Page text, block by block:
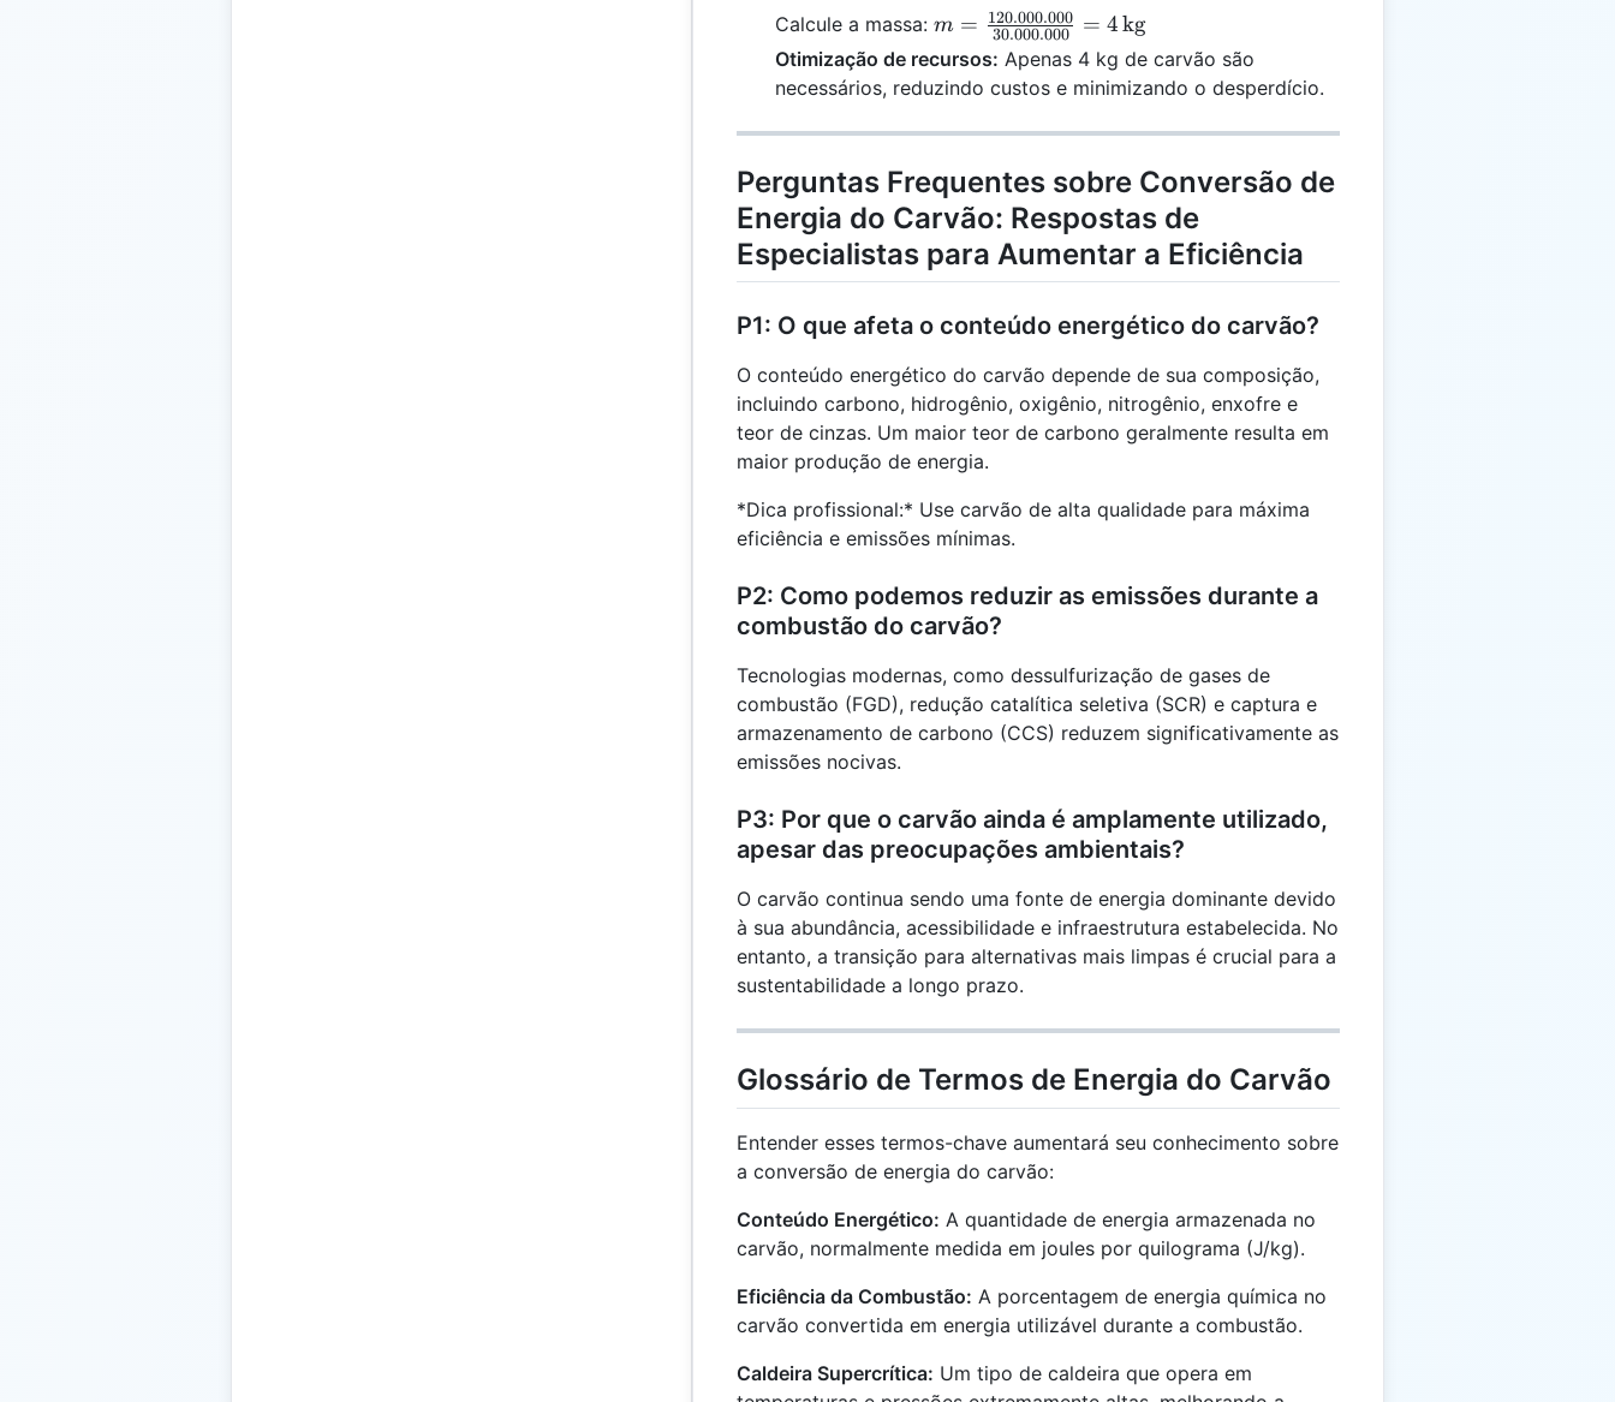
Calcule a massa: m =
\frac{120.000.000}
{30.000.000} = 4
m = 30.000.000
120.000.000 = 4kg
Otimização de recursos: Apenas 4 kg de carvão são
necessários, reduzindo custos e minimizando o desperdício.
Perguntas Frequentes sobre Conversão de
Energia do Carvão: Respostas de
Especialistas para Aumentar a Eficiência
P1: O que afeta o conteúdo energético do carvão?
O conteúdo energético do carvão depende de sua composição,
incluindo carbono, hidrogênio, oxigênio, nitrogênio, enxofre e
teor de cinzas. Um maior teor de carbono geralmente resulta em
maior produção de energia.
*Dica profissional:* Use carvão de alta qualidade para máxima
eficiência e emissões mínimas.
P2: Como podemos reduzir as emissões durante a
combustão do carvão?
Tecnologias modernas, como dessulfurização de gases de
combustão (FGD), redução catalítica seletiva (SCR) e captura e
armazenamento de carbono (CCS) reduzem significativamente as
emissões nocivas.
P3: Por que o carvão ainda é amplamente utilizado,
apesar das preocupações ambientais?
O carvão continua sendo uma fonte de energia dominante devido
à sua abundância, acessibilidade e infraestrutura estabelecida. No
entanto, a transição para alternativas mais limpas é crucial para a
sustentabilidade a longo prazo.
Glossário de Termos de Energia do Carvão
Entender esses termos-chave aumentará seu conhecimento sobre
a conversão de energia do carvão:
Conteúdo Energético: A quantidade de energia armazenada no
carvão, normalmente medida em joules por quilograma (J/kg).
Eficiência da Combustão: A porcentagem de energia química no
carvão convertida em energia utilizável durante a combustão.
Caldeira Supercrítica: Um tipo de caldeira que opera em